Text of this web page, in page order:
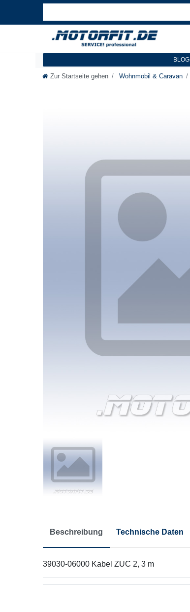
BLOG
Zur Startseite gehen Wohnmobil & Caravan
Beschreibung Technische Daten
39030-06000 Kabel ZUC 2, 3 m